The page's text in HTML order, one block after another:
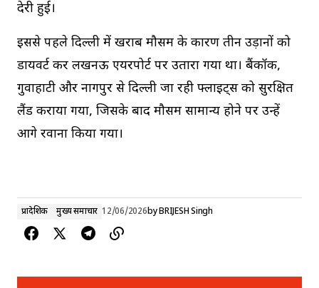
देरी हुई।
इससे पहले दिल्ली में खराब मौसम के कारण तीन उड़ानों को
डायवर्ट कर लखनऊ एयरपोर्ट पर उतारा गया था। बैंकॉक,
गुवाहाटी और नागपुर से दिल्ली जा रही फ्लाइट्स को सुरक्षित
लैंड कराया गया, जिसके बाद मौसम सामान्य होने पर उन्हें
आगे रवाना किया गया।
प्रादेशिक मुख्य समाचार 12/06/2026byBRIJESH Singh